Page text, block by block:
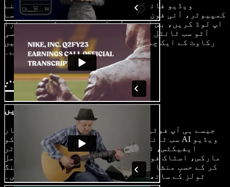
ویڈیو فائلز، آڈیو فائلز یا تصاویر کو اپنے
کمپیوٹر، آئی فون، اینڈرائیڈ یا کیمرہ سے آسانی سے
اپ لوڈ کریں، بس ایمیجز/ویڈیوز پر ٹیپ کریں۔ ہمارا
آٹو سب ٹائٹل جنریٹر آپ کے خام مواد کو بغیر کسی
رکاوٹ کے ایک چمکیلے، سب ٹائٹلز والے شاہکار میں
بدل دیتا ہے۔
اپنی ویڈیو تیار کریں
جیسے ہی آپ فوٹیج درآمد کریں، آپ باآسانی خودکار
سب ٹائٹلز بنا سکتے ہیں یا اپنی ویڈیو کو AI ویڈیو
ایفیکٹس، ٹرانزیشنز، فونٹس، اوورلیز، واٹر
مارکس، اسٹاک فوٹیج، وائس اوورز اور بہت کچھ شامل
کر کے حسبِ منشا بنا سکتے ہیں۔ جدید ویڈیو ایڈیٹنگ